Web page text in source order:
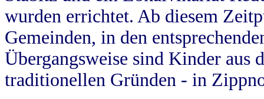
wurden errichtet. Ab diesem
Gemeinden, in den
Übergangsweise sind Kinder aus
traditionellen Gründen - in